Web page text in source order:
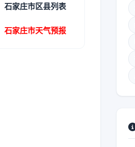
石家庄市区县列表
石家庄市天气预报